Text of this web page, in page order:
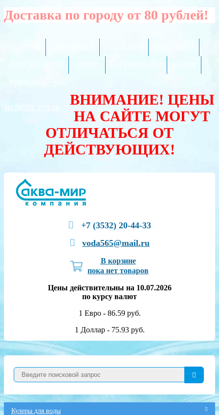
Доставка по городу от 80 рублей!
ВАЛЮТА:
ВНИМАНИЕ! ЦЕНЫ
НА САЙТЕ МОГУТ
ОТЛИЧАТЬСЯ ОТ
ДЕЙСТВУЮЩИХ!
+7 (3532) 20-44-33
voda565@mail.ru
В корзине
пока нет товаров
Цены действительны на 10.07.2026
по курсу валют
1 Евро - 86.59 руб.
1 Доллар - 75.93 руб.
Кулеры для воды